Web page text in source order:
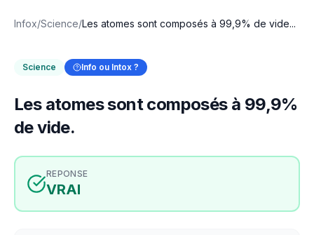
Infox/Science/Les atomes sont composés à 99,9% de vide...
Science Info ou Intox ?
Les atomes sont composés à 99,9%
de vide.
REPONSE
VRAI